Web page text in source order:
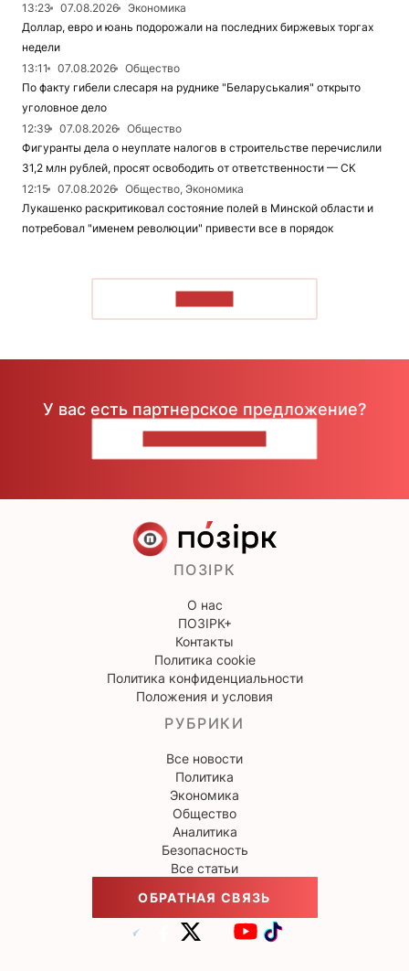
13:23
07.08.2026
Экономика
Доллар, евро и юань подорожали на последних биржевых торгах
недели
13:11
07.08.2026
Общество
По факту гибели слесаря на руднике "Беларуськалия" открыто
уголовное дело
12:39
07.08.2026
Общество
Фигуранты дела о неуплате налогов в строительстве перечислили
31,2 млн рублей, просят освободить от ответственности — СК
12:15
07.08.2026
Общество, Экономика
Лукашенко раскритиковал состояние полей в Минской области и
потребовал "именем революции" привести все в порядок
У вас есть партнерское предложение?
ПОЗІРК
О нас
ПОЗІРК+
Контакты
Политика cookie
Политика конфиденциальности
Положения и условия
РУБРИКИ
Все новости
Политика
Экономика
Общество
Аналитика
Безопасность
Все статьи
ОБРАТНАЯ СВЯЗЬ